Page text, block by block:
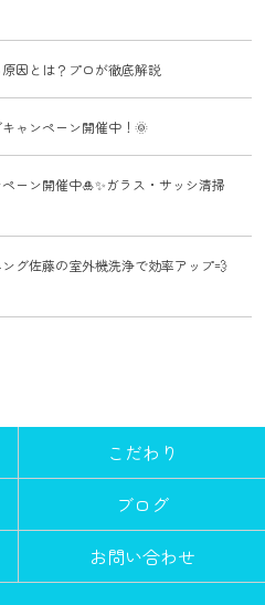
因とは？プロが徹底解説
ャンペーン開催中！🌞
ーン開催中🎍✨ガラス・サッシ清掃
グ佐藤の室外機洗浄で効率アップ💨
こだわり
ブログ
お問い合わせ